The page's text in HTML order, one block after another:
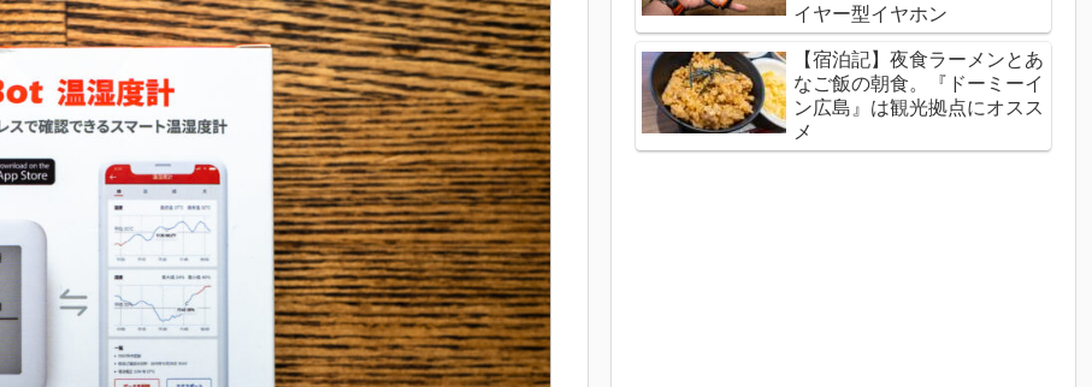
イヤー型イヤホン
【宿泊記】夜食ラーメンとあ
なご飯の朝食。『ドーミーイ
ン広島』は観光拠点にオスス
メ